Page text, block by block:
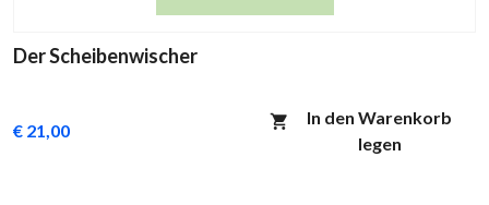
Der Scheibenwischer
€ 21,00
In den Warenkorb
legen